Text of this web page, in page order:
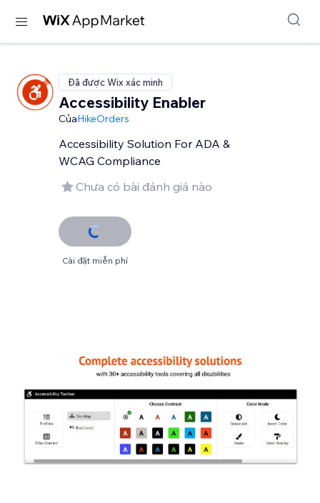
Đã được Wix xác minh
Accessibility Enabler
CủaHikeOrders
Accessibility Solution For ADA &
WCAG Compliance
Chưa có bài đánh giá nào
Cài đặt miễn phí